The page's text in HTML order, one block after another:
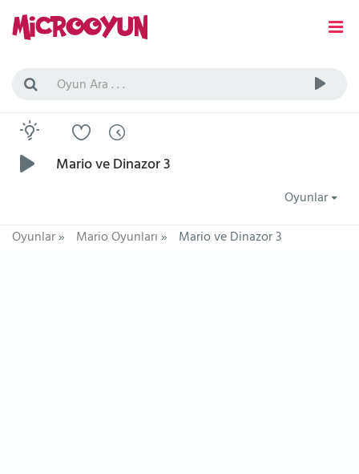
Mario ve Dinazor 3
Oyunlar
Oyunlar» Mario Oyunları» Mario ve Dinazor 3